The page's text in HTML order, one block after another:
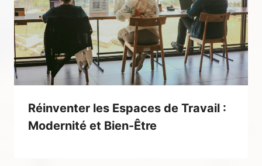
Réinventer les Espaces de Travail :
Modernité et Bien-Être